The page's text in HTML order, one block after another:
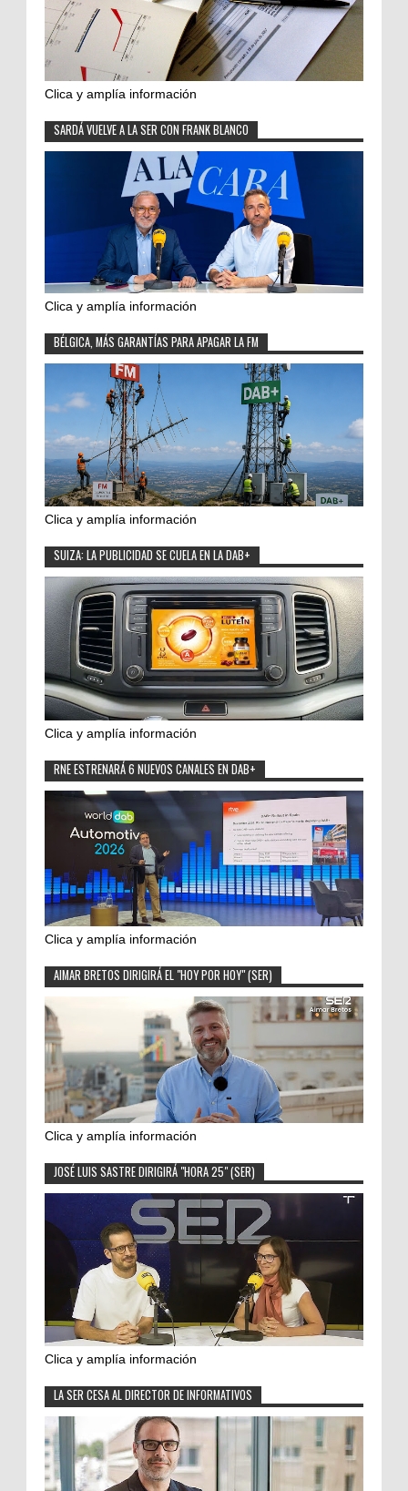
Clica y amplía información
SARDÁ VUELVE A LA SER CON FRANK BLANCO
Clica y amplía información
BÉLGICA, MÁS GARANTÍAS PARA APAGAR LA FM
Clica y amplía información
SUIZA: LA PUBLICIDAD SE CUELA EN LA DAB+
Clica y amplía información
RNE ESTRENARÁ 6 NUEVOS CANALES EN DAB+
Clica y amplía información
AIMAR BRETOS DIRIGIRÁ EL "HOY POR HOY" (SER)
Clica y amplía información
JOSÉ LUIS SASTRE DIRIGIRÁ "HORA 25" (SER)
Clica y amplía información
LA SER CESA AL DIRECTOR DE INFORMATIVOS